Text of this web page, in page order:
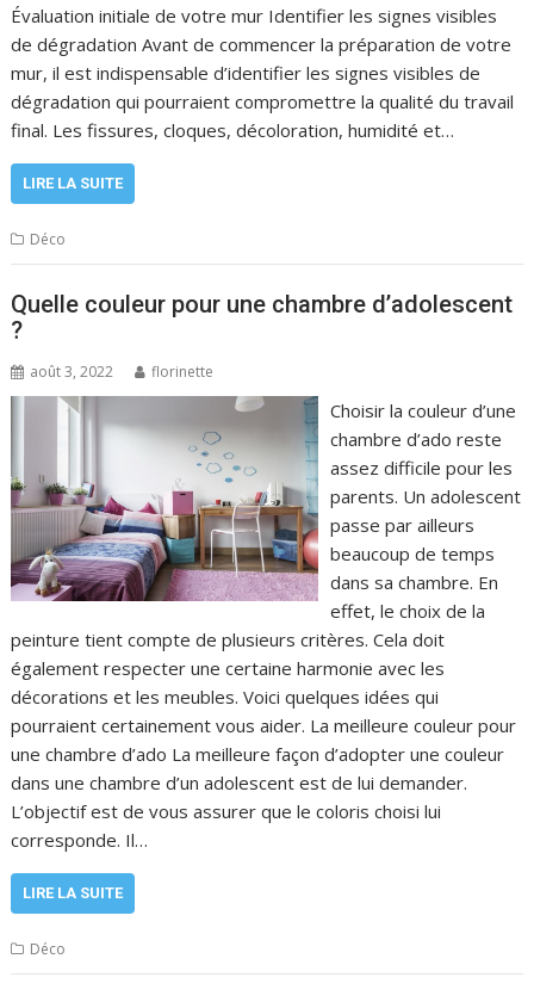
Évaluation initiale de votre mur Identifier les signes visibles
de dégradation Avant de commencer la préparation de votre
mur, il est indispensable d’identifier les signes visibles de
dégradation qui pourraient compromettre la qualité du travail
final. Les fissures, cloques, décoloration, humidité et…
LIRE LA SUITE
Déco
Quelle couleur pour une chambre d’adolescent
?
août 3, 2022 florinette
Choisir la couleur d’une
chambre d’ado reste
assez difficile pour les
parents. Un adolescent
passe par ailleurs
beaucoup de temps
dans sa chambre. En
effet, le choix de la
peinture tient compte de plusieurs critères. Cela doit
également respecter une certaine harmonie avec les
décorations et les meubles. Voici quelques idées qui
pourraient certainement vous aider. La meilleure couleur pour
une chambre d’ado La meilleure façon d’adopter une couleur
dans une chambre d’un adolescent est de lui demander.
L’objectif est de vous assurer que le coloris choisi lui
corresponde. Il…
LIRE LA SUITE
Déco